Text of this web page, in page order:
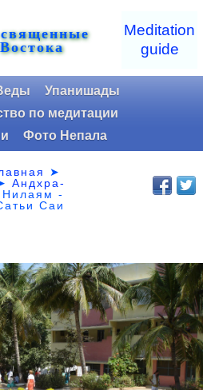
Meditation
guide
Упанишады
по медитации
Фото Непала
➤
Андхра-
-
Саи